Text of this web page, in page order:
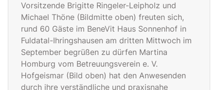
Vorsitzende Brigitte Ringeler-Leipholz und
Michael Thöne (Bildmitte oben) freuten sich,
rund 60 Gäste im BeneVit Haus Sonnenhof in
Fuldatal-Ihringshausen am dritten Mittwoch im
September begrüßen zu dürfen Martina
Homburg vom Betreuungsverein e. V.
Hofgeismar (Bild oben) hat den Anwesenden
durch ihre verständliche und praxisnahe